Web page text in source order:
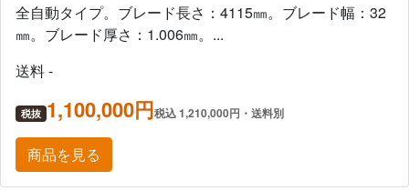
全自動タイプ。ブレード長さ：4115㎜。ブレード幅：32
㎜。ブレード厚さ：1.006㎜。...
送料 -
税抜 1,100,000円税込 1,210,000円・送料別
商品を見る